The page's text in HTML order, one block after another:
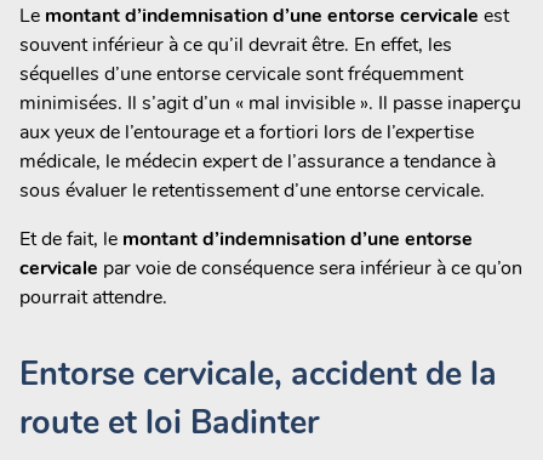
Le montant d’indemnisation d’une entorse cervicale est
souvent inférieur à ce qu’il devrait être. En effet, les
séquelles d’une entorse cervicale sont fréquemment
minimisées. Il s’agit d’un « mal invisible ». Il passe inaperçu
aux yeux de l’entourage et a fortiori lors de l’expertise
médicale, le médecin expert de l’assurance a tendance à
sous évaluer le retentissement d’une entorse cervicale.
Et de fait, le montant d’indemnisation d’une entorse
cervicale par voie de conséquence sera inférieur à ce qu’on
pourrait attendre.
Entorse cervicale, accident de la
route et loi Badinter